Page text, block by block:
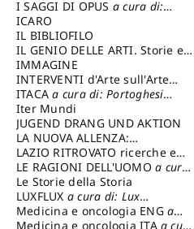
Ippoliti Alessandro
I SAGGI DI OPUS a cura di:
Scalesse Tommaso
ICARO
IL BIBLIOFILO
IL GENIO DELLE ARTI. Storie e
interpretazione
IMMAGINE
INTERVENTI d'Arte sull'Arte
dedicata alla cultura della
conservazione d’arte
Fondazione Paola Droghetti onlus
ITACAa cura di: Portoghesi
Paolo
Iter Mundi
JUGEND DRANG UND AKTION
LA NUOVA ALLENZA:
ARCHITETTURA & AMBIENTE
LAZIO RITROVATO ricerche e
restauri
LE RAGIONI DELL'UOMOa cura
di: Lombardi Satriani Luigi
Le Storie della Storia
LUXFLUX a cura di: Lux
Simonetta
Medicina e oncologia ENG a
cura di: Lopez Massimo
Medicina e oncologia ITA a cura